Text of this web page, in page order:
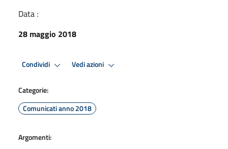
Data :
28 maggio 2018
Condividi Vedi azioni
Categorie:
Comunicati anno 2018
Argomenti: